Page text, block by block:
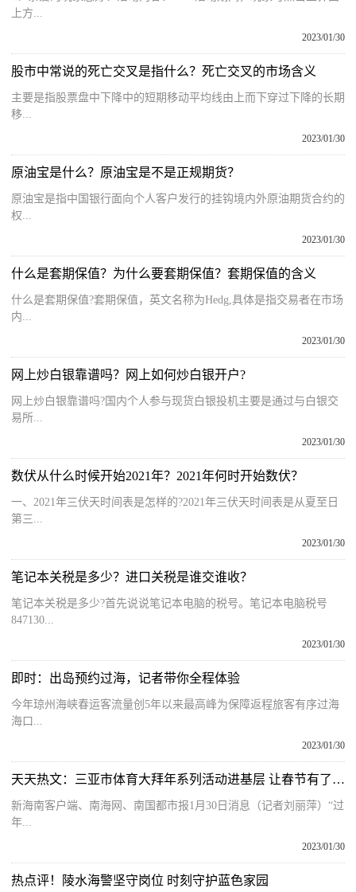
上方...
2023/01/30
股市中常说的死亡交叉是指什么？死亡交叉的市场含义
主要是指股票盘中下降中的短期移动平均线由上而下穿过下降的长期
移...
2023/01/30
原油宝是什么？原油宝是不是正规期货？
原油宝是指中国银行面向个人客户发行的挂钩境内外原油期货合约的
权...
2023/01/30
什么是套期保值？为什么要套期保值？套期保值的含义
什么是套期保值?套期保值，英文名称为Hedg,具体是指交易者在市场
内...
2023/01/30
网上炒白银靠谱吗？网上如何炒白银开户?
网上炒白银靠谱吗?国内个人参与现货白银投机主要是通过与白银交
易所...
2023/01/30
数伏从什么时候开始2021年？2021年何时开始数伏？
一、2021年三伏天时间表是怎样的?2021年三伏天时间表是从夏至日
第三...
2023/01/30
笔记本关税是多少？进口关税是谁交谁收？
笔记本关税是多少?首先说说笔记本电脑的税号。笔记本电脑税号
847130...
2023/01/30
即时：出岛预约过海，记者带你全程体验
今年琼州海峡春运客流量创5年以来最高峰为保障返程旅客有序过海
海口...
2023/01/30
天天热文：三亚市体育大拜年系列活动进基层 让春节有了“新味道”
新海南客户端、南海网、南国都市报1月30日消息（记者刘丽萍）“过
年...
2023/01/30
热点评！陵水海警坚守岗位 时刻守护蓝色家园